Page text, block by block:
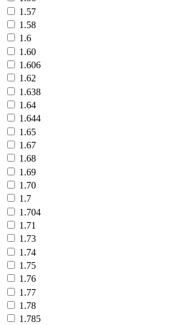
1.57
1.58
1.6
1.60
1.606
1.62
1.638
1.64
1.644
1.65
1.67
1.68
1.69
1.70
1.7
1.704
1.71
1.73
1.74
1.75
1.76
1.77
1.78
1.785